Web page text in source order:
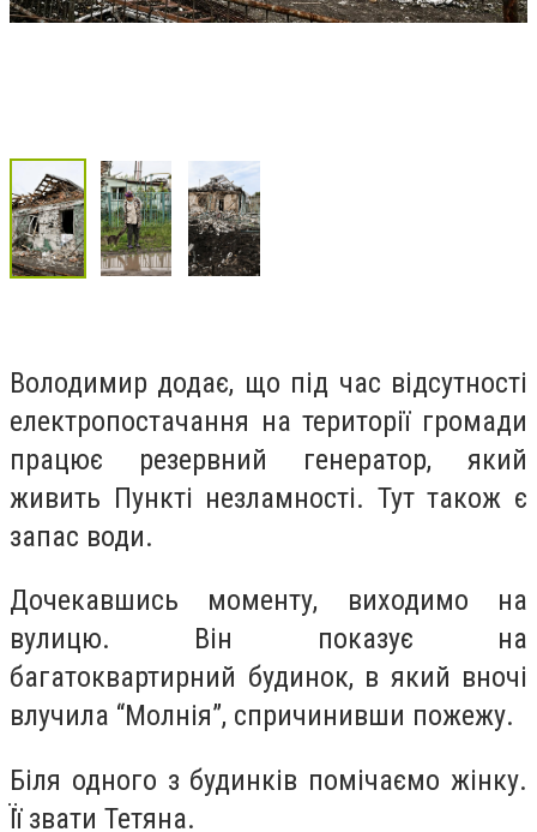
Володимир додає, що під час відсутності
електропостачання на території громади
працює резервний генератор, який
живить Пункті незламності. Тут також є
запас води.
Дочекавшись моменту, виходимо на
вулицю. Він показує на
багатоквартирний будинок, в який вночі
влучила “Молнія”, спричинивши пожежу.
Біля одного з будинків помічаємо жінку.
Її звати Тетяна.